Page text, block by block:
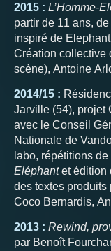
2015 : L’Homme-
partir de 11 ans,
inspiré de
Création collective
scène), Antoine
2014/15 :
Jarville (54), projet
avec le Conseil
Nationale de
labo, répétitions de
Eléphantet édition
des textes
Coco Bernardis,
2013 : Rewind,
par Benoît